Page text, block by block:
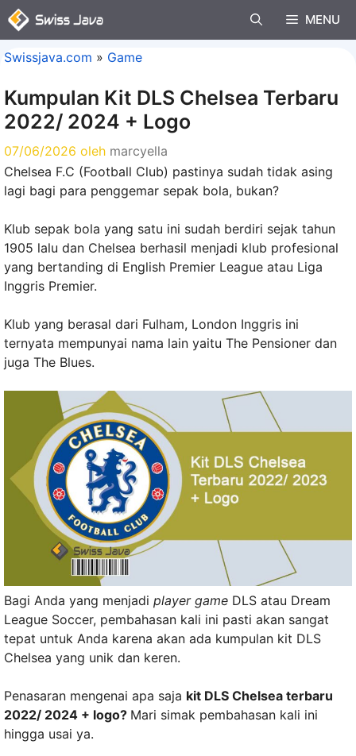
Langsung
ke
MENU
Swissjava.com » Game
Kumpulan Kit DLS Chelsea Terbaru
2022/ 2024 + Logo
07/06/2026 oleh marcyella
Chelsea F.C (Football Club) pastinya sudah tidak asing
lagi bagi para penggemar sepak bola, bukan?
Klub sepak bola yang satu ini sudah berdiri sejak tahun
1905 lalu dan Chelsea berhasil menjadi klub profesional
yang bertanding di English Premier League atau Liga
Inggris Premier.
Klub yang berasal dari Fulham, London Inggris ini
ternyata mempunyai nama lain yaitu The Pensioner dan
juga The Blues.
Bagi Anda yang menjadi player game DLS atau Dream
League Soccer, pembahasan kali ini pasti akan sangat
tepat untuk Anda karena akan ada kumpulan kit DLS
Chelsea yang unik dan keren.
Penasaran mengenai apa saja kit DLS Chelsea terbaru
2022/ 2024 + logo? Mari simak pembahasan kali ini
hingga usai ya.